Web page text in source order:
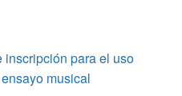
inscripción para el uso
musical